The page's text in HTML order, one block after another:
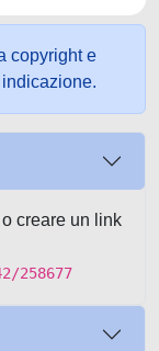
copyright e
creare un link
258677